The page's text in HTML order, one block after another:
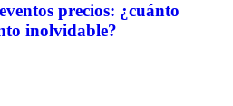
precios: ¿cuánto
inolvidable?